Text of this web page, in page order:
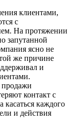
клиентами,
с
На протяжении
запутанной
ясно не
же причине
и
продажи
контакт с
каждого
и действия